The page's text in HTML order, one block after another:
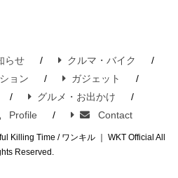
らせ
クルマ・バイク
ョン
ガジェット
グルメ・お出かけ
Profile Contact
Killing Time / ワンキル ｜ WKT Official All
Reserved.